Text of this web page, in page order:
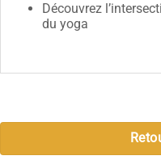
Découvrez
du yoga